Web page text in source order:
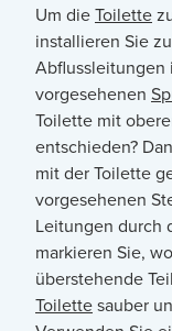
Um dieToilette
installieren Sie
Abflussleitungen
vorgesehenen
Toilette mit
entschieden?
mit der Toilette
vorgesehenen
Leitungen durch
markieren Sie,
überstehende
Toilettesauber